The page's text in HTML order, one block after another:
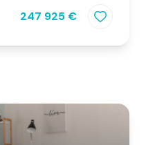
247 925 €